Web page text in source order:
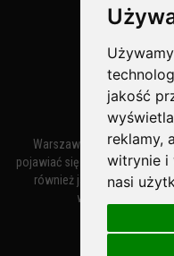
jakość
reklamy,
witrynie i
nasi
Warszawa – miasto
pojawiać się w dokumentach
również jako Warszowa.
wynikała z